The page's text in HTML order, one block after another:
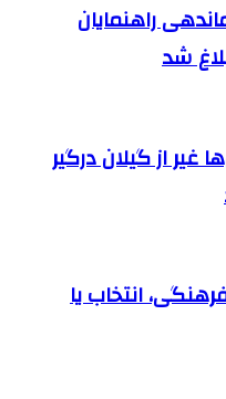
راهنمایان
شد
از گیلان درگیر
انتخاب یا